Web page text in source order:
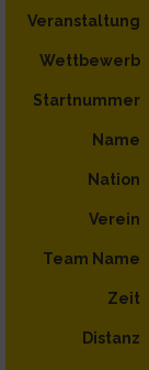
Veranstaltung
Wettbewerb
Startnummer
Name
Nation
Verein
Team Name
Zeit
Distanz